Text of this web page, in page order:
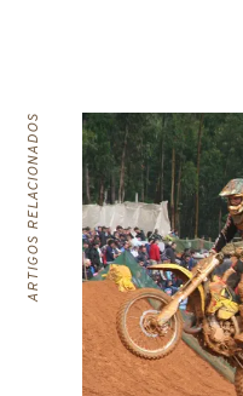
ARTIGOS RELACIONADOS